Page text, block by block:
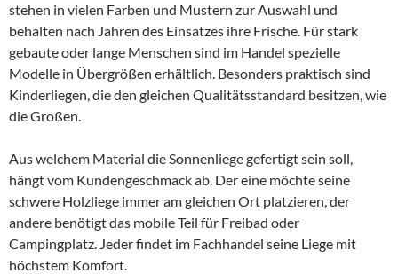
stehen in vielen Farben und Mustern zur Auswahl und
behalten nach Jahren des Einsatzes ihre Frische. Für stark
gebaute oder lange Menschen sind im Handel spezielle
Modelle in Übergrößen erhältlich. Besonders praktisch sind
Kinderliegen, die den gleichen Qualitätsstandard besitzen, wie
die Großen.
Aus welchem Material die Sonnenliege gefertigt sein soll,
hängt vom Kundengeschmack ab. Der eine möchte seine
schwere Holzliege immer am gleichen Ort platzieren, der
andere benötigt das mobile Teil für Freibad oder
Campingplatz. Jeder findet im Fachhandel seine Liege mit
höchstem Komfort.